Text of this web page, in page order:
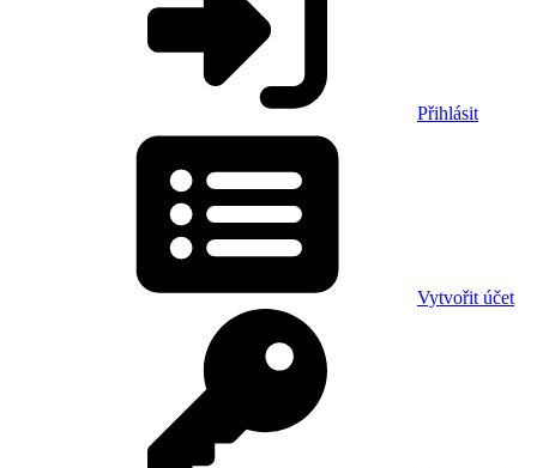
Přihlásit
Vytvořit účet